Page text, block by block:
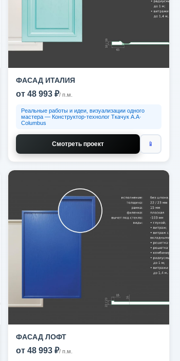
ФАСАД ИТАЛИЯ
от 48 993 ₽/ п.м.
Реальные работы и идеи, визуализации одного
мастера — Конструктор-технолог Ткачук А.А·
Columbus
Смотреть проект 📱
ФАСАД ЛОФТ
от 48 993 ₽/ п.м.